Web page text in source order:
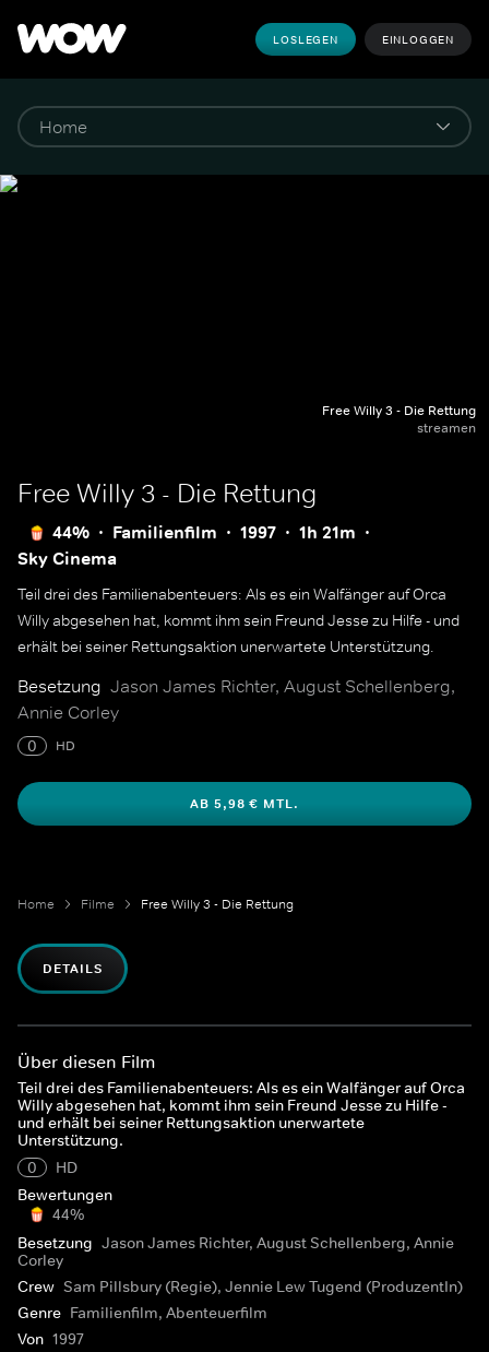
LOSLEGEN EINLOGGEN
Free Willy 3 - Die Rettung
streamen
Free Willy 3 - Die Rettung
44% Familienfilm 1997
1h 21m
Sky Cinema
Teil drei des Familienabenteuers: Als es ein Walfänger auf Orca
Willy abgesehen hat, kommt ihm sein Freund Jesse zu Hilfe - und
erhält bei seiner Rettungsaktion unerwartete Unterstützung.
Besetzung Jason James Richter, August Schellenberg,
Annie Corley
0 HD
AB 5,98 € MTL.
Home Filme Free Willy 3 - Die Rettung
DETAILS
Über diesen Film
Teil drei des Familienabenteuers: Als es ein Walfänger auf Orca
Willy abgesehen hat, kommt ihm sein Freund Jesse zu Hilfe -
und erhält bei seiner Rettungsaktion unerwartete
Unterstützung.
0
HD
Bewertungen
44%
Besetzung Jason James Richter, August Schellenberg, Annie
Corley
Crew Sam Pillsbury (Regie), Jennie Lew Tugend (ProduzentIn)
Genre Familienfilm, Abenteuerfilm
Von 1997